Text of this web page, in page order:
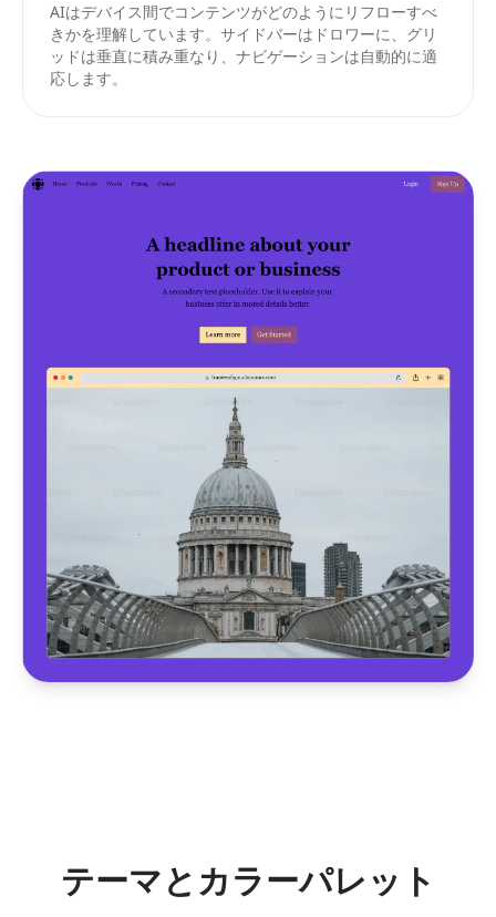
AIはデバイス間でコンテンツがどのようにリフローすべ
きかを理解しています。サイドバーはドロワーに、グリ
ッドは垂直に積み重なり、ナビゲーションは自動的に適
応します。
テーマとカラーパレット